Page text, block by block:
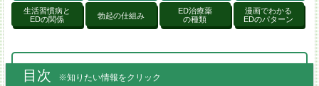
生活習慣病と
EDの関係
勃起の仕組み
ED治療薬
の種類
漫画でわかる
EDのパターン
目次 ※知りたい情報をクリック